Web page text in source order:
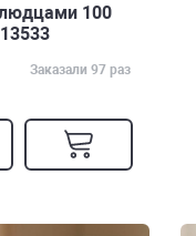
100
Заказали 97 раз